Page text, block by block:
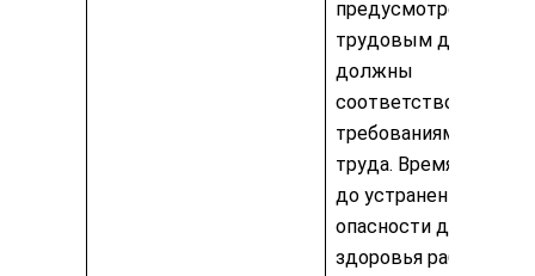
предусмотренные
трудовым
должны
соответствовать
требованиям охраны
труда. Время простоя
до устранения
опасности для
здоровья работника